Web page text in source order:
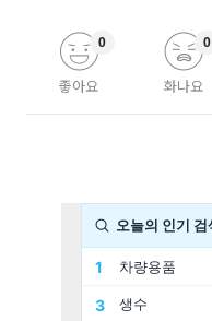
좋아요
0
화나요
0